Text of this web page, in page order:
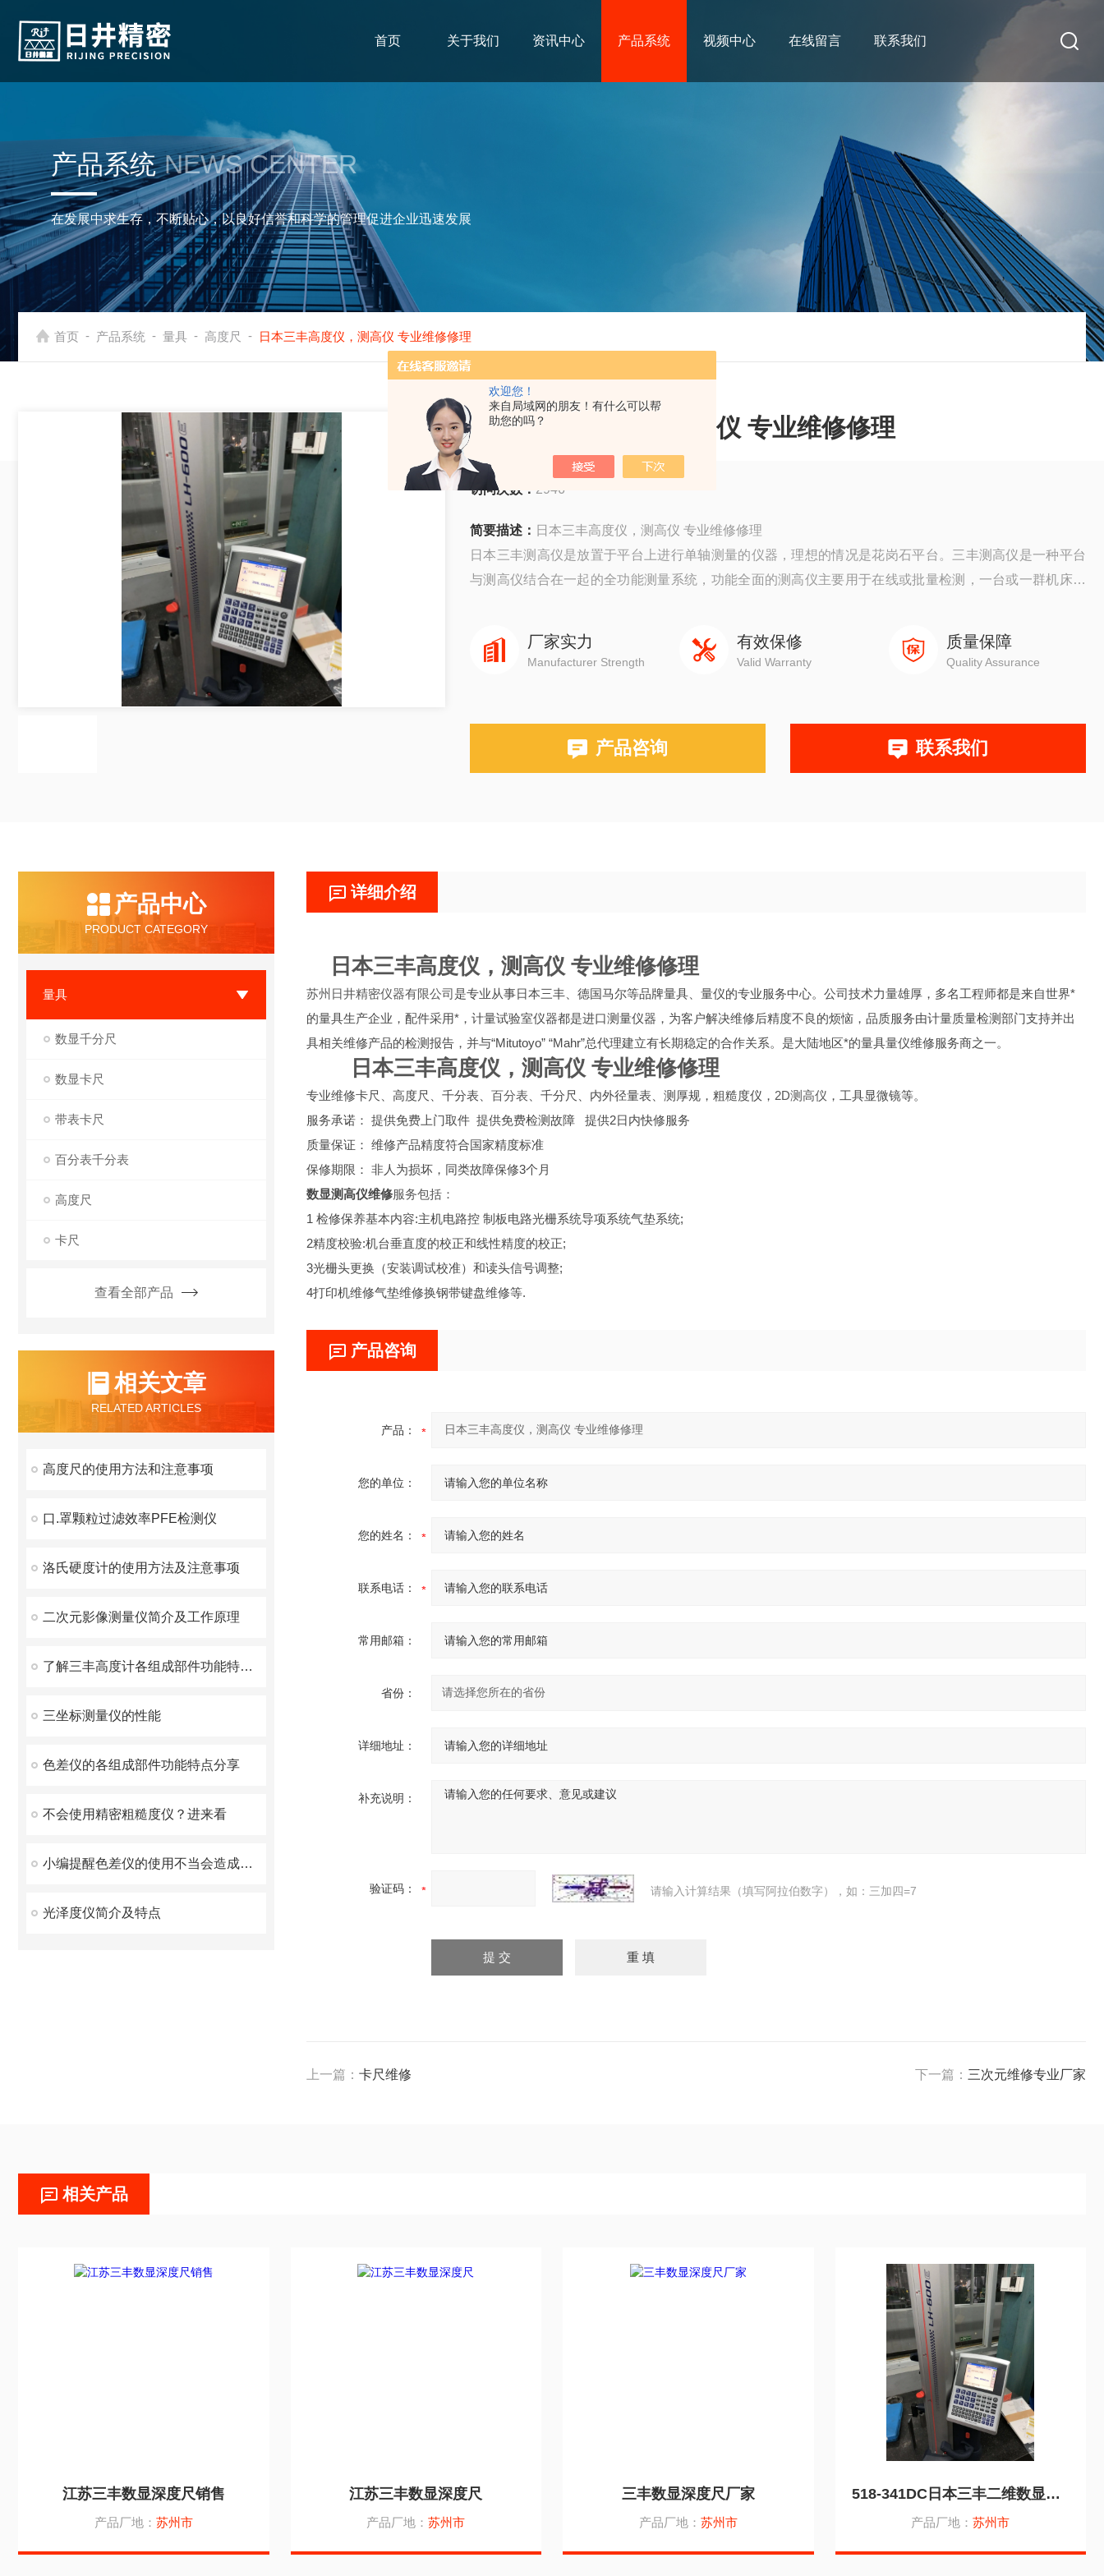
欢迎您！
来自局域网的朋友！有什么可以帮
助您的吗？
首页 关于我们 资讯中心 产品系统 视频中心 在线留言 联系我们
产品系统 NEWS CENTER
在发展中求生存，不断贴心，以良好信誉和科学的管理促进企业迅速发展
首页 - 产品系统 - 量具 - 高度尺 - 日本三丰高度仪，测高仪 专业维修修理
日本三丰高度仪，测高仪 专业维修修理
访问次数： 2946
简要描述： 日本三丰高度仪，测高仪 专业维修修理
日本三丰测高仪是放置于平台上进行单轴测量的仪器，理想的情况是花岗石平台。三丰测高仪是一种平台
与测高仪结合在一起的全功能测量系统，功能全面的测高仪主要用于在线或批量检测，一台或一群机床上
厂家实力
Manufacturer Strength
有效保修
Valid Warranty
质量保障
Quality Assurance
产品咨询 联系我们
产品中心
PRODUCT CATEGORY
量具
数显千分尺
数显卡尺
带表卡尺
百分表千分表
高度尺
卡尺
查看全部产品
相关文章
RELATED ARTICLES
高度尺的使用方法和注意事项
口.罩颗粒过滤效率PFE检测仪
洛氏硬度计的使用方法及注意事项
二次元影像测量仪简介及工作原理
了解三丰高度计各组成部件功能特点才能更好的使用它
三坐标测量仪的性能
色差仪的各组成部件功能特点分享
不会使用精密粗糙度仪？进来看
小编提醒色差仪的使用不当会造成巨大的影响
光泽度仪简介及特点
详细介绍
日本三丰高度仪，测高仪 专业维修修理
苏州日井精密仪器有限公司是专业从事日本三丰、德国马尔等品牌量具、量仪的专业服务中心。公司技术力量雄厚，多名工程师都是来自世界*
的量具生产企业，配件采用*，计量试验室仪器都是进口测量仪器，为客户解决维修后精度不良的烦恼，品质服务由计量质量检测部门支持并出
具相关维修产品的检测报告，并与“Mitutoyo” “Mahr”总代理建立有长期稳定的合作关系。是大陆地区*的量具量仪维修服务商之一。
日本三丰高度仪，测高仪 专业维修修理
专业维修卡尺、高度尺、千分表、 百分表 、千分尺、内外径量表、测厚规，粗糙度仪， 2D测高仪 ，工具显微镜等。
服务承诺： 提供免费上门取件 提供免费检测故障 提供2日内快修服务
质量保证： 维修产品精度符合国家精度标准
保修期限： 非人为损坏，同类故障保修3个月
数显测高仪维修服务包括：
1 检修保养基本内容:主机电路控 制板电路光栅系统导项系统气垫系统;
2精度校验:机台垂直度的校正和线性精度的校正;
3光栅头更换（安装调试校准）和读头信号调整;
4打印机维修气垫维修换钢带键盘维修等.
产品咨询
产品：
您的单位：
您的姓名：
联系电话：
常用邮箱：
省份：
详细地址：
补充说明：
验证码： 请输入计算结果（填写阿拉伯数字），如：三加四=7
上一篇： 卡尺维修 下一篇： 三次元维修专业厂家
相关产品
江苏三丰数显深度尺销售
产品厂地： 苏州市
江苏三丰数显深度尺
产品厂地：苏州市
三丰数显深度尺厂家
产品厂地： 苏州市
518-341DC日本三丰二维数显测高仪
产品厂地：苏州市